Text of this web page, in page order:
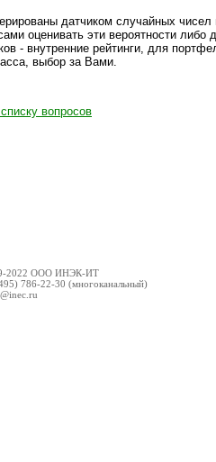
датчиком случайных
оценивать эти вероятности
- внутренние рейтинги, для
выбор за Вами.
вопросов
2022 ООО ИНЭК-ИТ
786-22-30 (многоканальный)